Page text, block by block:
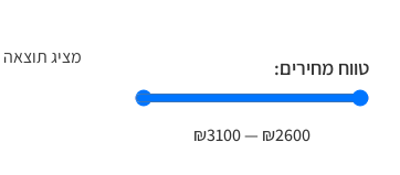
טווח מחירים:
₪2600
—
₪3100
מציג